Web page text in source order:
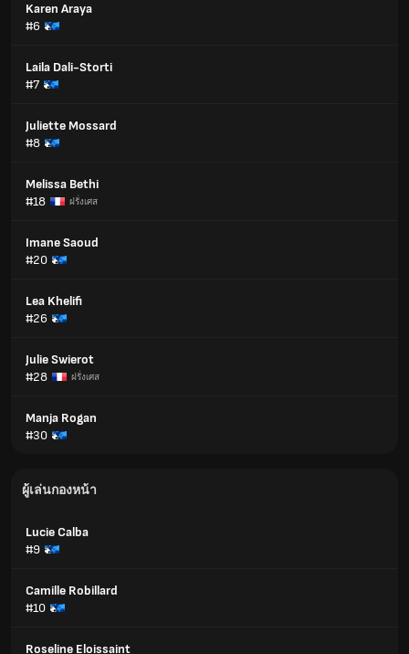
Karen Araya
#6
Laila Dali-Storti
#7
Juliette Mossard
#8
Melissa Bethi
#18
ฝรั่งเศส
Imane Saoud
#20
Lea Khelifi
#26
Julie Swierot
#28
ฝรั่งเศส
Manja Rogan
#30
ผู้เล่นกองหน้า
Lucie Calba
#9
Camille Robillard
#10
Roseline Eloissaint